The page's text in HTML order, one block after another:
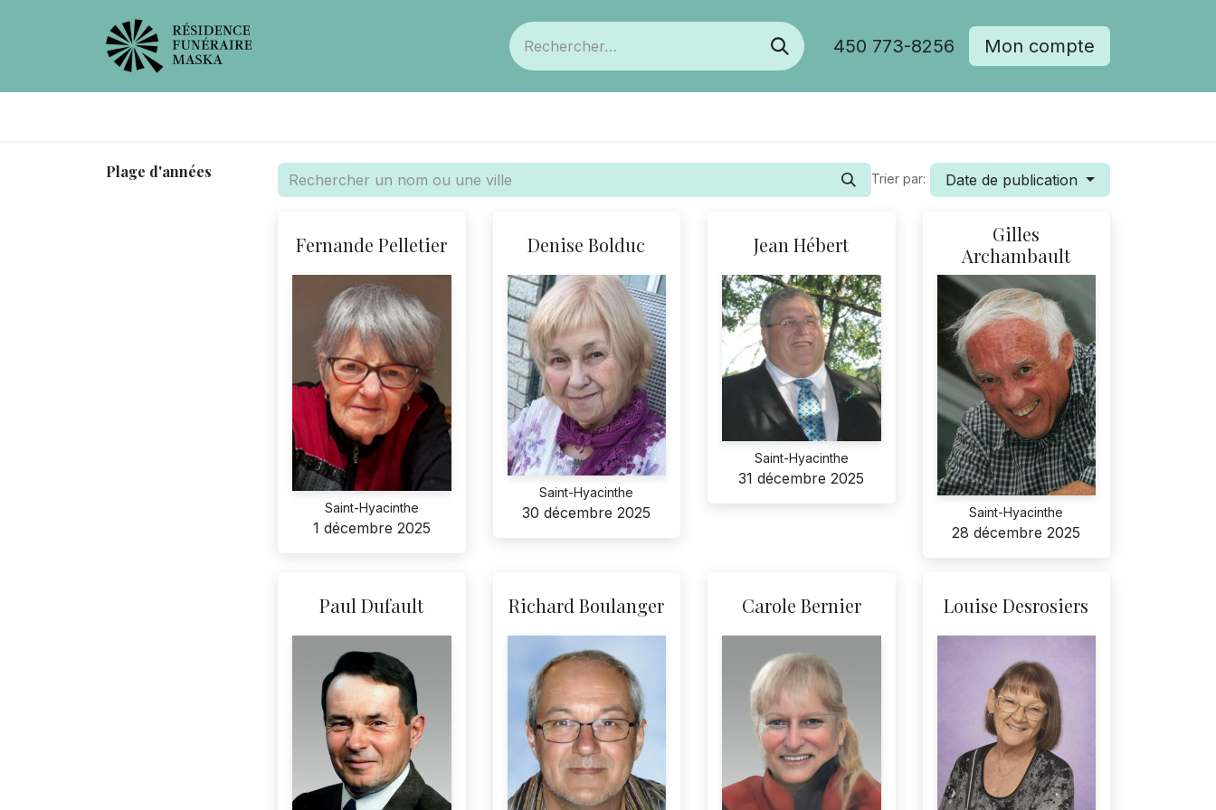
450 773-8256 Mon compte
Plage d'années Trier par: Date de publication
Fernande Pelletier
Saint-Hyacinthe
1 décembre 2025
Denise Bolduc
Saint-Hyacinthe
30 décembre 2025
Jean Hébert
Saint-Hyacinthe
31 décembre 2025
Gilles
Archambault
Saint-Hyacinthe
28 décembre 2025
Paul Dufault Richard Boulanger Carole Bernier Louise Desrosiers